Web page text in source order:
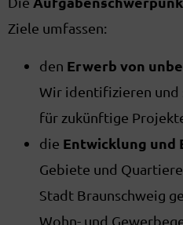
Ziele umfassen:
den Erwerb von
Wir identifizieren und
für zukünftige
die Entwicklung und
Gebiete und
Stadt Braunschweig
Wohn- und